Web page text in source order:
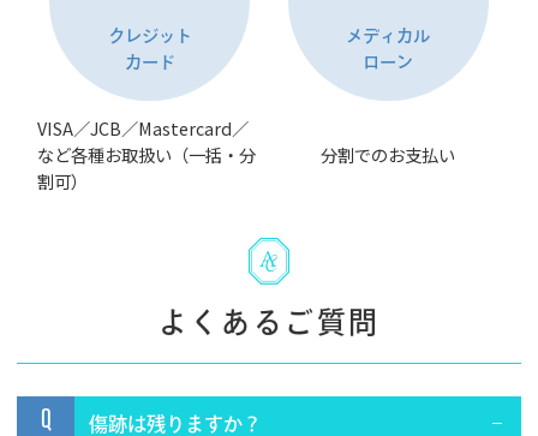
クレジット
カード
VISA／JCB／Mastercard／
など各種お取扱い（一括・分
割可）
メディカル
ローン
分割でのお支払い
よくあるご質問
Q 傷跡は残りますか？